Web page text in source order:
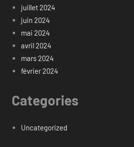
juillet 2024
juin 2024
mai 2024
avril 2024
mars 2024
février 2024
Categories
Uncategorized